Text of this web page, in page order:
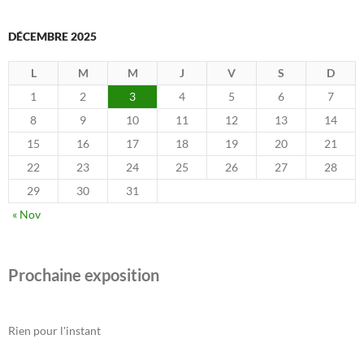
DÉCEMBRE 2025
L M M J V S
D
1
2 3 4 5 6
7
8
9 10 11 12 13
14
15
16 17 18 19 20
21
22
23 24 25 26 27
28
29
30
31
« Nov
Prochaine exposition
Rien pour l'instant